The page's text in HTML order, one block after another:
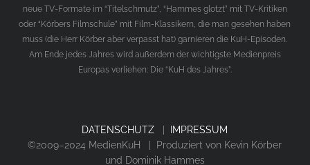
neue TV-Formate im “Titelschmutz”, “Hammes glotzt” mit TV-Kritiken
oder “Körbers Filmschule” mit Film-Klassikern, die man gesehen haben
muss (die Herr Körber aber verpasst hat) garnieren die KuH-Episoden.
Am Ende jedes Jahres wird außerdem der wichtigste Medienpreis
Europas verliehen: Die “KuH des Jahres”.
DATENSCHUTZ
IMPRESSUM
©2009–2024 MedienKuH | Produziert von Kevin Körber
und Dominik Hammes